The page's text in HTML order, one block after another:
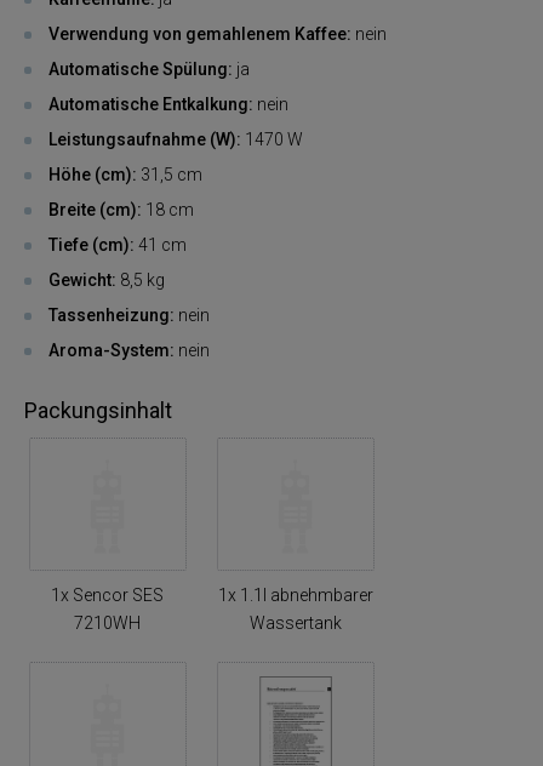
Verwendung von gemahlenem Kaffee: nein
Automatische Spülung: ja
Automatische Entkalkung: nein
Leistungsaufnahme (W): 1470 W
Höhe (cm): 31,5 cm
Breite (cm): 18 cm
Tiefe (cm): 41 cm
Gewicht: 8,5 kg
Tassenheizung: nein
Aroma-System: nein
Packungsinhalt
1x Sencor SES
7210WH
1x 1.1l abnehmbarer
Wassertank